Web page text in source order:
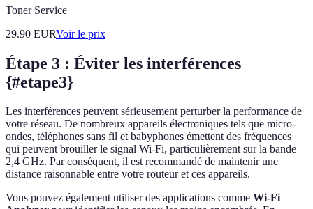
Toner Service
29.90 EURVoir le prix
Étape 3 : Éviter les interférences
{#etape3}
Les interférences peuvent sérieusement perturber la performance de
votre réseau. De nombreux appareils électroniques tels que micro-
ondes, téléphones sans fil et babyphones émettent des fréquences
qui peuvent brouiller le signal Wi-Fi, particulièrement sur la bande
2,4 GHz. Par conséquent, il est recommandé de maintenir une
distance raisonnable entre votre routeur et ces appareils.
Vous pouvez également utiliser des applications comme Wi-Fi